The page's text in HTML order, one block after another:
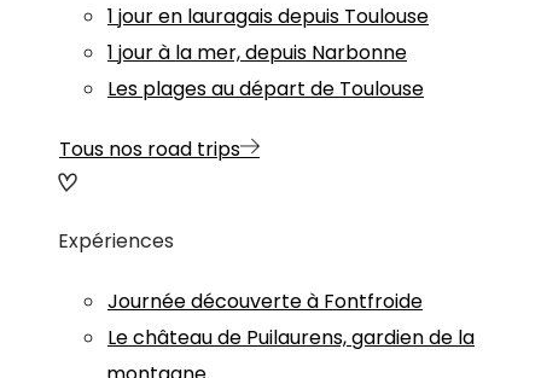
1 jour en lauragais depuis Toulouse
1 jour à la mer, depuis Narbonne
Les plages au départ de Toulouse
Tous nos road trips
Expériences
Journée découverte à Fontfroide
Le château de Puilaurens, gardien de la